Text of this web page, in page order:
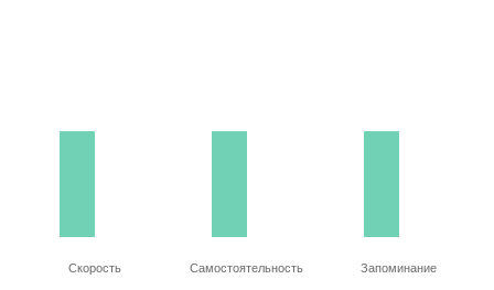
Скорость Самостоятельность Запоминание